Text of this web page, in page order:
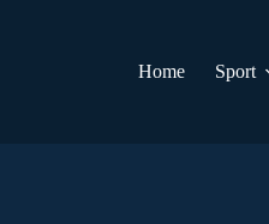
Home
Sport